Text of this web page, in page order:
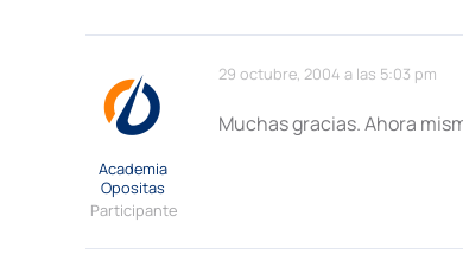
29 octubre, 2004 a las 5:03 pm
Academia
Opositas
Participante
Muchas gracias. Ahora